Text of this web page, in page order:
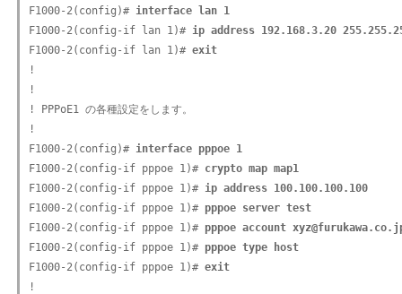
F1000-2(config)# interface lan 1
F1000-2(config-if lan 1)# ip address 192.168.3.20
F1000-2(config-if lan 1)# exit
!
!
! PPPoE1 の各種設定をします。
!
F1000-2(config)# interface pppoe 1
F1000-2(config-if pppoe 1)# crypto map map1
F1000-2(config-if pppoe 1)# ip address 100.100.100.100
F1000-2(config-if pppoe 1)# pppoe server test
F1000-2(config-if pppoe 1)# pppoe account
F1000-2(config-if pppoe 1)# pppoe type host
F1000-2(config-if pppoe 1)# exit
!